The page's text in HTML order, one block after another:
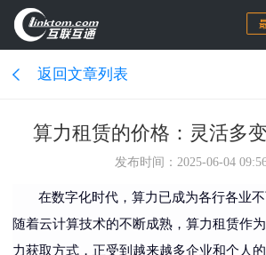
返回文章列表
算力租赁的价格：灵活多
发布时间：2025-06-04
在数字化时代，算力已成为各行各业不
随着云计算技术的不断成熟，算力租赁作
力获取方式，正受到越来越多企业和个人